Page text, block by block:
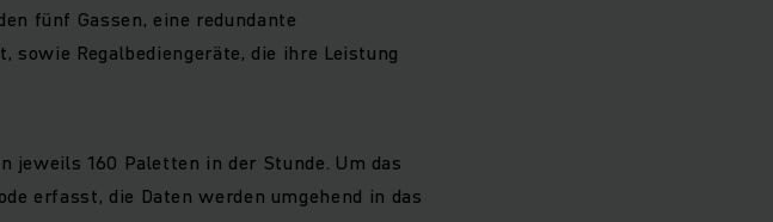
fünf Gassen, eine redundante
Regalbediengeräte, die ihre Leistung
jeweils 160 Paletten in der Stunde. Um das
erfasst, die Daten werden umgehend in das